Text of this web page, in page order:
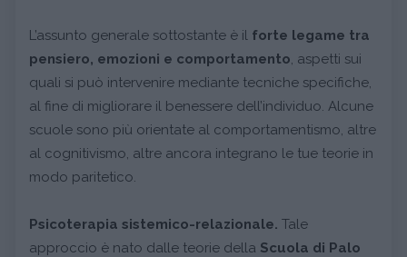
L’assunto generale sottostante è il forte legame tra
pensiero, emozioni e comportamento, aspetti sui
quali si può intervenire mediante tecniche specifiche,
al fine di migliorare il benessere dell’individuo. Alcune
scuole sono più orientate al comportamentismo, altre
al cognitivismo, altre ancora integrano le tue teorie in
modo paritetico.
Psicoterapia sistemico-relazionale. Tale
approccio è nato dalle teorie della Scuola di Palo